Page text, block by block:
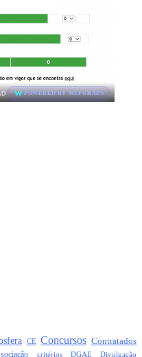
POWERED BY WEFORADS
CE Concursos Contratados
critérios DGAE Divulgação